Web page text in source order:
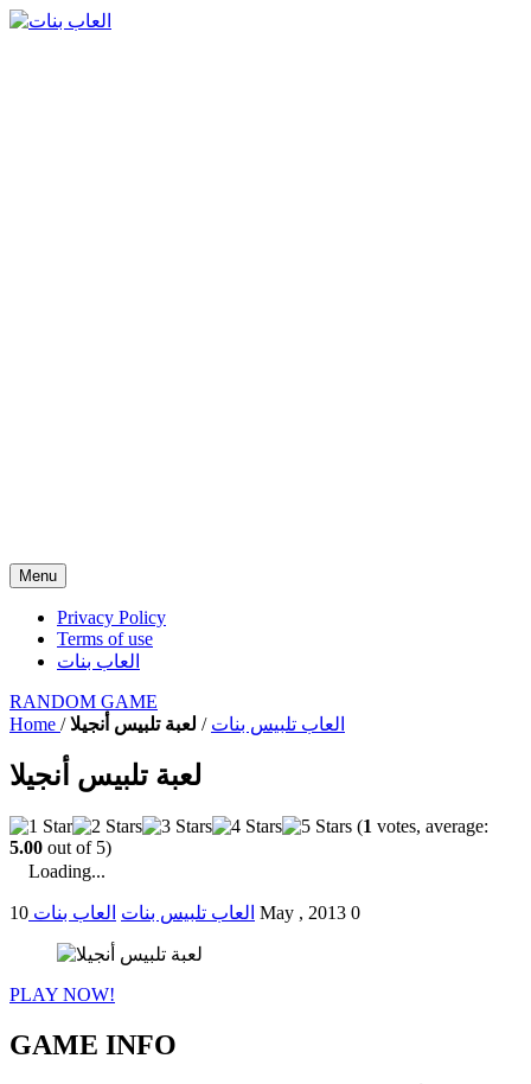
Menu
Privacy Policy
Terms of use
العاب بنات
RANDOM GAME
Home / العاب تلبيس بنات / لعبة تلبيس أنجيلا
لعبة تلبيس أنجيلا
(1 votes, average:
5.00 out of 5)
Loading...
العاب تلبيس بنات العاب بنات 10 May , 2013 0
PLAY NOW!
GAME INFO